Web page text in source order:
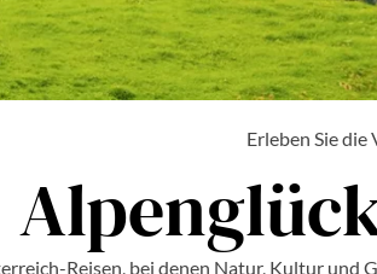
Erleben Sie
Reisen, bei denen Natur, Kultur